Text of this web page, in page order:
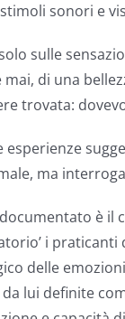
sonori e
sulle
di una
trovata:
esperienze
ma
è il
i
delle
lui definite